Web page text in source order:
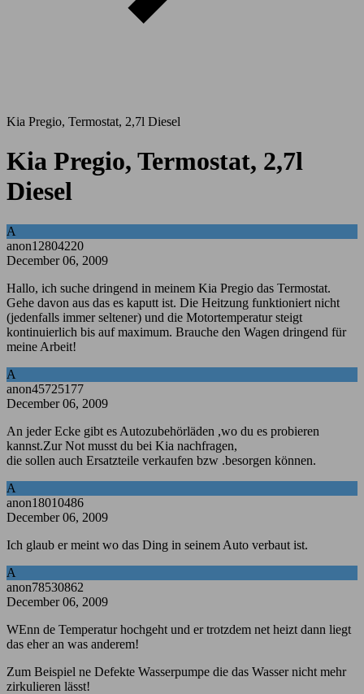
Kia Pregio, Termostat, 2,7l Diesel
Kia Pregio, Termostat, 2,7l
Diesel
A
anon12804220
December 06, 2009
Hallo, ich suche dringend in meinem Kia Pregio das Termostat.
Gehe davon aus das es kaputt ist. Die Heitzung funktioniert nicht
(jedenfalls immer seltener) und die Motortemperatur steigt
kontinuierlich bis auf maximum. Brauche den Wagen dringend für
meine Arbeit!
A
anon45725177
December 06, 2009
An jeder Ecke gibt es Autozubehörläden ,wo du es probieren
kannst.Zur Not musst du bei Kia nachfragen,
die sollen auch Ersatzteile verkaufen bzw .besorgen können.
A
anon18010486
December 06, 2009
Ich glaub er meint wo das Ding in seinem Auto verbaut ist.
A
anon78530862
December 06, 2009
WEnn de Temperatur hochgeht und er trotzdem net heizt dann liegt
das eher an was anderem!
Zum Beispiel ne Defekte Wasserpumpe die das Wasser nicht mehr
zirkulieren lässt!